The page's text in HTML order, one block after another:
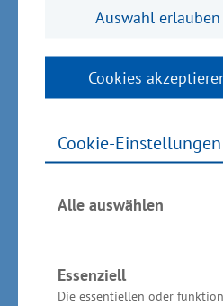
Auswahl erlauben
Cookies
Cookie-
Alle auswählen
Essenziell
Die essentiellen oder
Universität Rostock,
Transformationsbedarfe
und Wachstumspotentiale
Erfordernisse
Mitarbeitende in